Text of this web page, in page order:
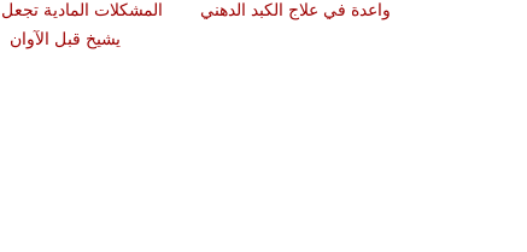
المشكلات المادية
يشيخ قبل الآوان
واعدة في علاج الكبد الدهني